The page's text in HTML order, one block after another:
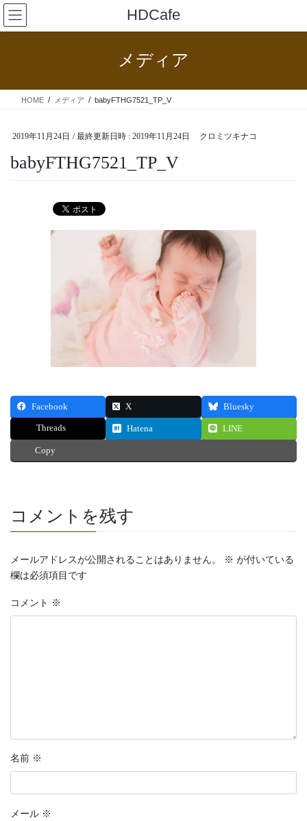
コ
ン
テ
ス
ナ
ビ
ゲ
ン
HDCafe
メディア
HOME メディア babyFTHG7521_TP_V
2019年11月24日 / 最終更新日時 : 2019年11月24日 クロミツキナコ
babyFTHG7521_TP_V
Facebook X Bluesky
Threads Hatena LINE
Copy
コメントを残す
メールアドレスが公開されることはありません。 ※ が付いている
欄は必須項目です
コメント ※
名前 ※
メール ※